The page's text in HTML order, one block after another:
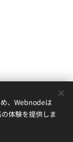
、Webnodeは
体験を提供しま